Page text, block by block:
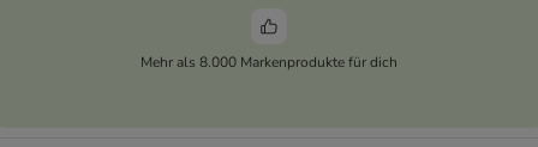
Mehr als 8.000 Markenprodukte für dich